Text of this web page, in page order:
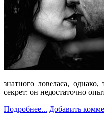
знатного ловеласа,
секрет: он недостаточно
Подробнее... Добавить